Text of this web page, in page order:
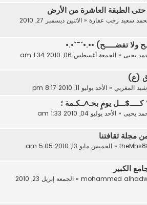
حتى الطبقة العاشرة من الأرض
سعيد رجب عفارة«
الاثنين ديسمبر 27, 2010
ولا تفضـــــح) ••.•´¯`•.•
يحيى « الجمعة أغسطس 06, 2010 1:34 am
(ع)
المغربي « الأحد يوليو 11, 2010 8:17 pm
يومٍ بحـ^ــكـمة ؛
يحيى « الأحد يوليو 04, 2010 1:33 am
مجلة ثقافتنا
« الخميس مايو 13, 2010 5:05 am
الكبير
mohammed
«
الجمعة إبريل 23, 2010